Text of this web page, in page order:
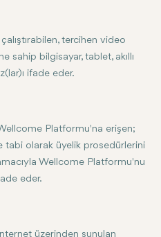
çalıştırabilen, tercihen video
sahip bilgisayar, tablet, akıllı
ifade eder.
Platformu'na erişen;
tabi olarak üyelik prosedürlerini
Wellcome Platformu'nu
eder.
üzerinden sunulan